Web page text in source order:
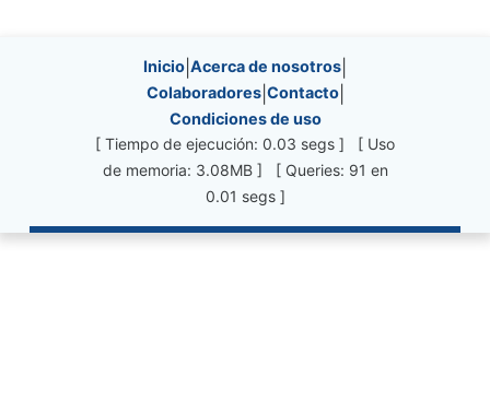
Site information, links, etc.
Inicio Acerca de nosotros
Colaboradores| Contacto|
Condiciones de uso
[ Tiempo de ejecución: 0.03 segs ] [ Uso
de memoria: 3.08MB ] [ Queries: 91 en
0.01 segs ]